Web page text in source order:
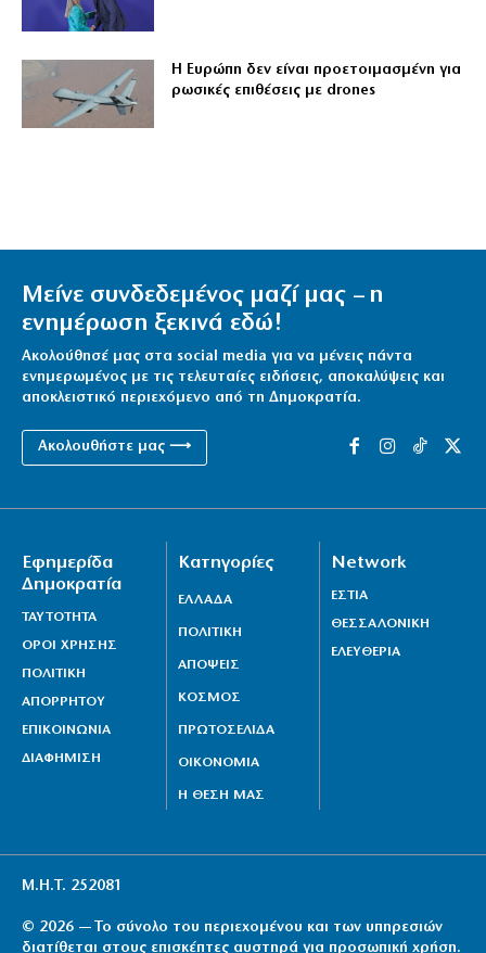
Η Ευρώπη δεν είναι προετοιμασμένη για
ρωσικές επιθέσεις με drones
Μείνε συνδεδεμένος μαζί μας – η
ενημέρωση ξεκινά εδώ!
Ακολούθησέ μας στα social media για να μένεις πάντα
ενημερωμένος με τις τελευταίες ειδήσεις, αποκαλύψεις και
αποκλειστικό περιεχόμενο από τη Δημοκρατία.
Ακολουθήστε μας ⟶
Εφημερίδα
Δημοκρατία
ΤΑΥΤΟΤΗΤΑ
ΟΡΟΙ ΧΡΗΣΗΣ
ΠΟΛΙΤΙΚΗ
ΑΠΟΡΡΗΤΟΥ
ΕΠΙΚΟΙΝΩΝΙΑ
ΔΙΑΦΗΜΙΣΗ
Κατηγορίες
ΕΛΛΑΔΑ
ΠΟΛΙΤΙΚΗ
ΑΠΟΨΕΙΣ
ΚΟΣΜΟΣ
ΠΡΩΤΟΣΕΛΙΔΑ
ΟΙΚΟΝΟΜΙΑ
Η ΘΕΣΗ ΜΑΣ
Network
ΕΣΤΙΑ
ΘΕΣΣΑΛΟΝΙΚΗ
ΕΛΕΥΘΕΡΙΑ
Μ.Η.Τ. 252081
© 2026 — Το σύνολο του περιεχομένου και των υπηρεσιών
διατίθεται στους επισκέπτες αυστηρά για προσωπική χρήση.